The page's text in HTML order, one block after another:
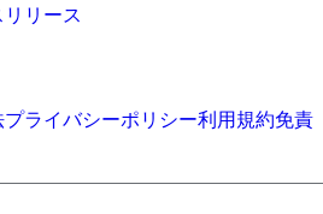
リース
プライバシーポリシー利用規約免責